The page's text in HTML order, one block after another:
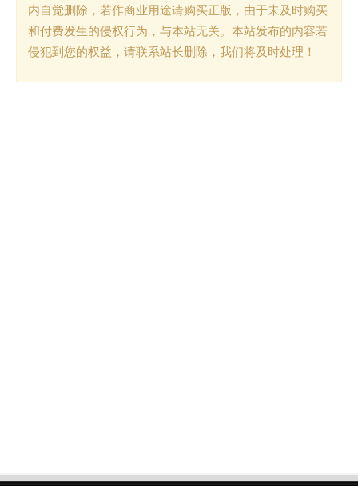
内自觉删除，若作商业用途请购买正版，由于未及时购买
和付费发生的侵权行为，与本站无关。本站发布的内容若
侵犯到您的权益，请联系站长删除，我们将及时处理！